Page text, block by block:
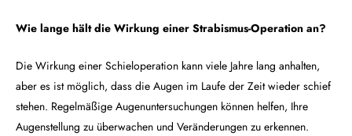
Wie lange hält die Wirkung einer Strabismus-Operation an?
Die Wirkung einer Schieloperation kann viele Jahre lang anhalten,
aber es ist möglich, dass die Augen im Laufe der Zeit wieder schief
stehen. Regelmäßige Augenuntersuchungen können helfen, Ihre
Augenstellung zu überwachen und Veränderungen zu erkennen.